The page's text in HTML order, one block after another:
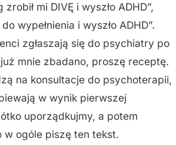
mi DIVĘ i wyszło ADHD”,
wypełnienia i wyszło ADHD”.
zgłaszają się do psychiatry po
mnie zbadano, proszę receptę.
na konsultacje do psychoterapii,
w wynik pierwszej
uporządkujmy, a potem
ogóle piszę ten tekst.